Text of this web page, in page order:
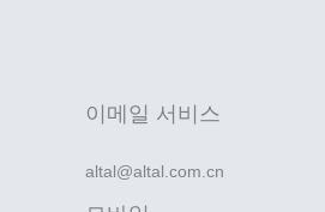
이메일 서비스
altal@altal.com.cn